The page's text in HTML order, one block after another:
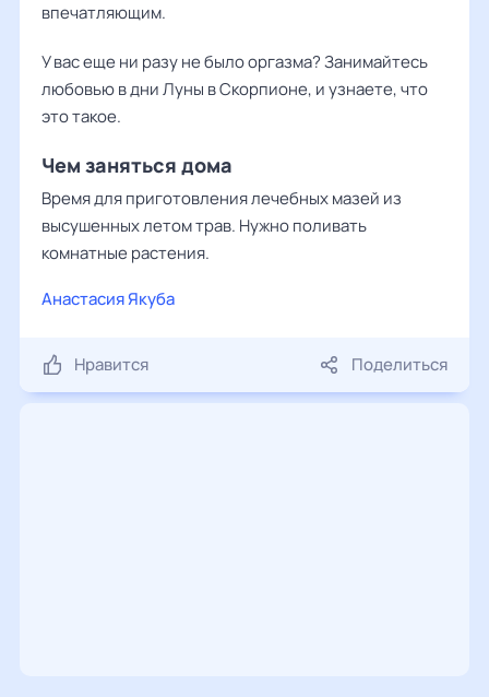
впечатляющим.
У вас еще ни разу не было оргазма? Занимайтесь
любовью в дни Луны в Скорпионе, и узнаете, что
это такое.
Чем заняться дома
Время для приготовления лечебных мазей из
высушенных летом трав. Нужно поливать
комнатные растения.
Анастасия Якуба
Нравится Поделиться